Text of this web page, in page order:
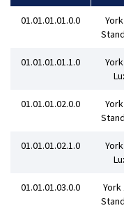
01.01.01.01.0.0
01.01.01.01.1.0
01.01.01.02.0.0
01.01.01.02.1.0
01.01.01.03.0.0
York